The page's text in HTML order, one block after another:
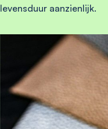
levensduur aanzienlijk.